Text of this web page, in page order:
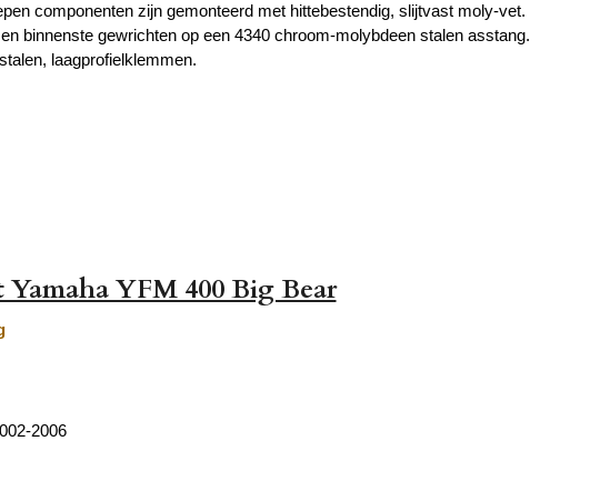
componenten zijn gemonteerd met hittebestendig, slijtvast moly-vet.
binnenste gewrichten op een 4340 chroom-molybdeen stalen asstang.
laagprofielklemmen.
YFM 400 Big Bear
2006